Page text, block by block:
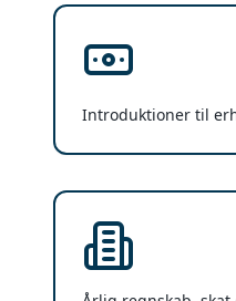
Introduktioner til